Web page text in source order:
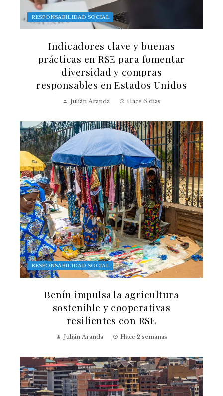
RESPONSABILIDAD SOCIAL
Indicadores clave y buenas
prácticas en RSE para fomentar
diversidad y compras
responsables en Estados Unidos
Julián Aranda Hace 6 días
RESPONSABILIDAD SOCIAL
Benín impulsa la agricultura
sostenible y cooperativas
resilientes con RSE
Julián Aranda Hace 2 semanas